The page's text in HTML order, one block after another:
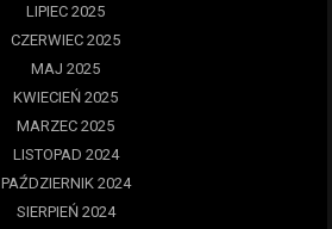
LIPIEC 2025
CZERWIEC 2025
MAJ 2025
KWIECIEŃ 2025
MARZEC 2025
LISTOPAD 2024
PAŹDZIERNIK 2024
SIERPIEŃ 2024